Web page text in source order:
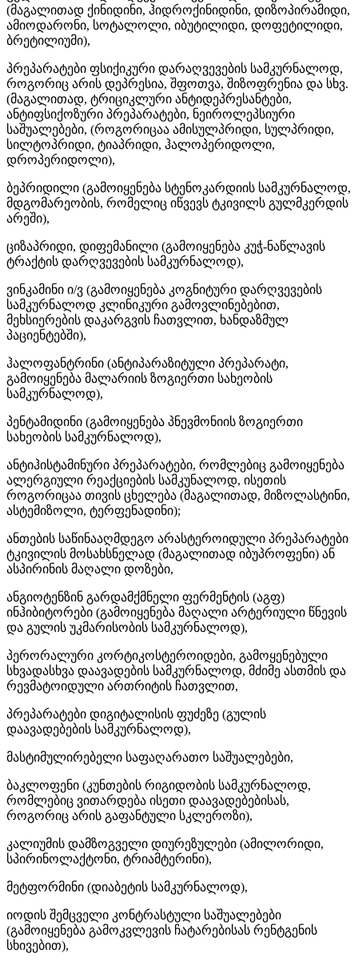
(მაგალითად ქინიდინი, ჰიდროქინიდინი, დიზოპირამიდი,
ამიოდარონი, სოტალოლი, იბუტილიდი, დოფეტილიდი,
ბრეტილიუმი),
პრეპარატები ფსიქიკური დარაღვევების სამკურნალოდ,
როგორიც არის დეპრესია, შფოთვა, შიზოფრენია და სხვ.
(მაგალითად, ტრიციკლური ანტიდეპრესანტები,
ანტიფსიქოზური პრეპარატები, ნეიროლეპსიური
საშუალებები, (როგორიცაა ამისულპრიდი, სულპრიდი,
სილტოპრიდი, ტიაპრიდი, ჰალოპერიდოლი,
დროპერიდოლი),
ბეპრიდილი (გამოიყენება სტენოკარდიის სამკურნალოდ,
მდგომარეობის, რომელიც იწვევს ტკივილს გულმკერდის
არეში),
ციზაპრიდი, დიფემანილი (გამოიყენება კუჭ-ნაწლავის
ტრაქტის დარღვევების სამკურნალოდ),
ვინკამინი ი/ვ (გამოიყენება კოგნიტური დარღვევების
სამკურნალოდ კლინიკური გამოვლინებებით,
მეხსიერების დაკარგვის ჩათვლით, ხანდაზმულ
პაციენტებში),
ჰალოფანტრინი (ანტიპარაზიტული პრეპარატი,
გამოიყენება მალარიის ზოგიერთი სახეობის
სამკურნალოდ),
პენტამიდინი (გამოიყენება პნევმონიის ზოგიერთი
სახეობის სამკურნალოდ),
ანტიჰისტამინური პრეპარატები, რომლებიც გამოიყენება
ალერგიული რეაქციების სამკუნალოდ, ისეთის
როგორიცაა თივის ცხელება (მაგალითად, მიზოლასტინი,
ასტემიზოლი, ტერფენადინი);
ანთების საწინააღმდეგო არასტეროიდული პრეპარატები
ტკივილის მოსახსნელად (მაგალითად იბუპროფენი) ან
ასპირინის მაღალი დოზები,
ანგიოტენზინ გარდამქმნელი ფერმენტის (აგფ)
ინჰიბიტორები (გამოიყენება მაღალი არტერიული წნევის
და გულის უკმარისობის სამკურნალოდ),
პერორალური კორტიკოსტეროიდები, გამოყენებული
სხვადასხვა დაავადების სამკურნალოდ, მძიმე ასთმის და
რევმატოიდული ართრიტის ჩათვლით,
პრეპარატები დიგიტალისის ფუძეზე (გულის
დაავადებების სამკურნალოდ),
მასტიმულირებელი საფაღარათო საშუალებები,
ბაკლოფენი (კუნთების რიგიდობის სამკურნალოდ,
რომლებიც ვითარდება ისეთი დაავადებებისას,
როგორიც არის გაფანტული სკლეროზი),
კალიუმის დამზოგველი დიურეზულები (ამილორიდი,
სპირინოლაქტონი, ტრიამტერინი),
მეტფორმინი (დიაბეტის სამკურნალოდ),
იოდის შემცველი კონტრასტული საშუალებები
(გამოიყენება გამოკვლევის ჩატარებისას რენტგენის
სხივებით),